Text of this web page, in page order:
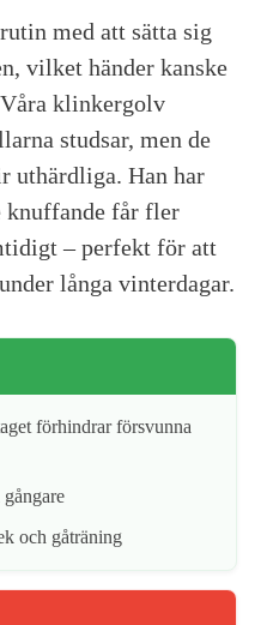
med att sätta sig
vilket händer kanske
klinkergolv
studsar, men de
uthärdliga. Han har
knuffande får fler
– perfekt för att
långa vinterdagar.
förhindrar försvunna
och gåträning